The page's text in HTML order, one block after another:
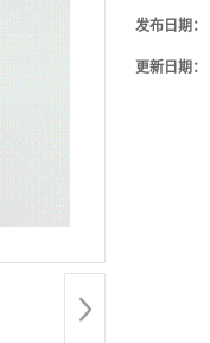
发布日期：
更新日期：